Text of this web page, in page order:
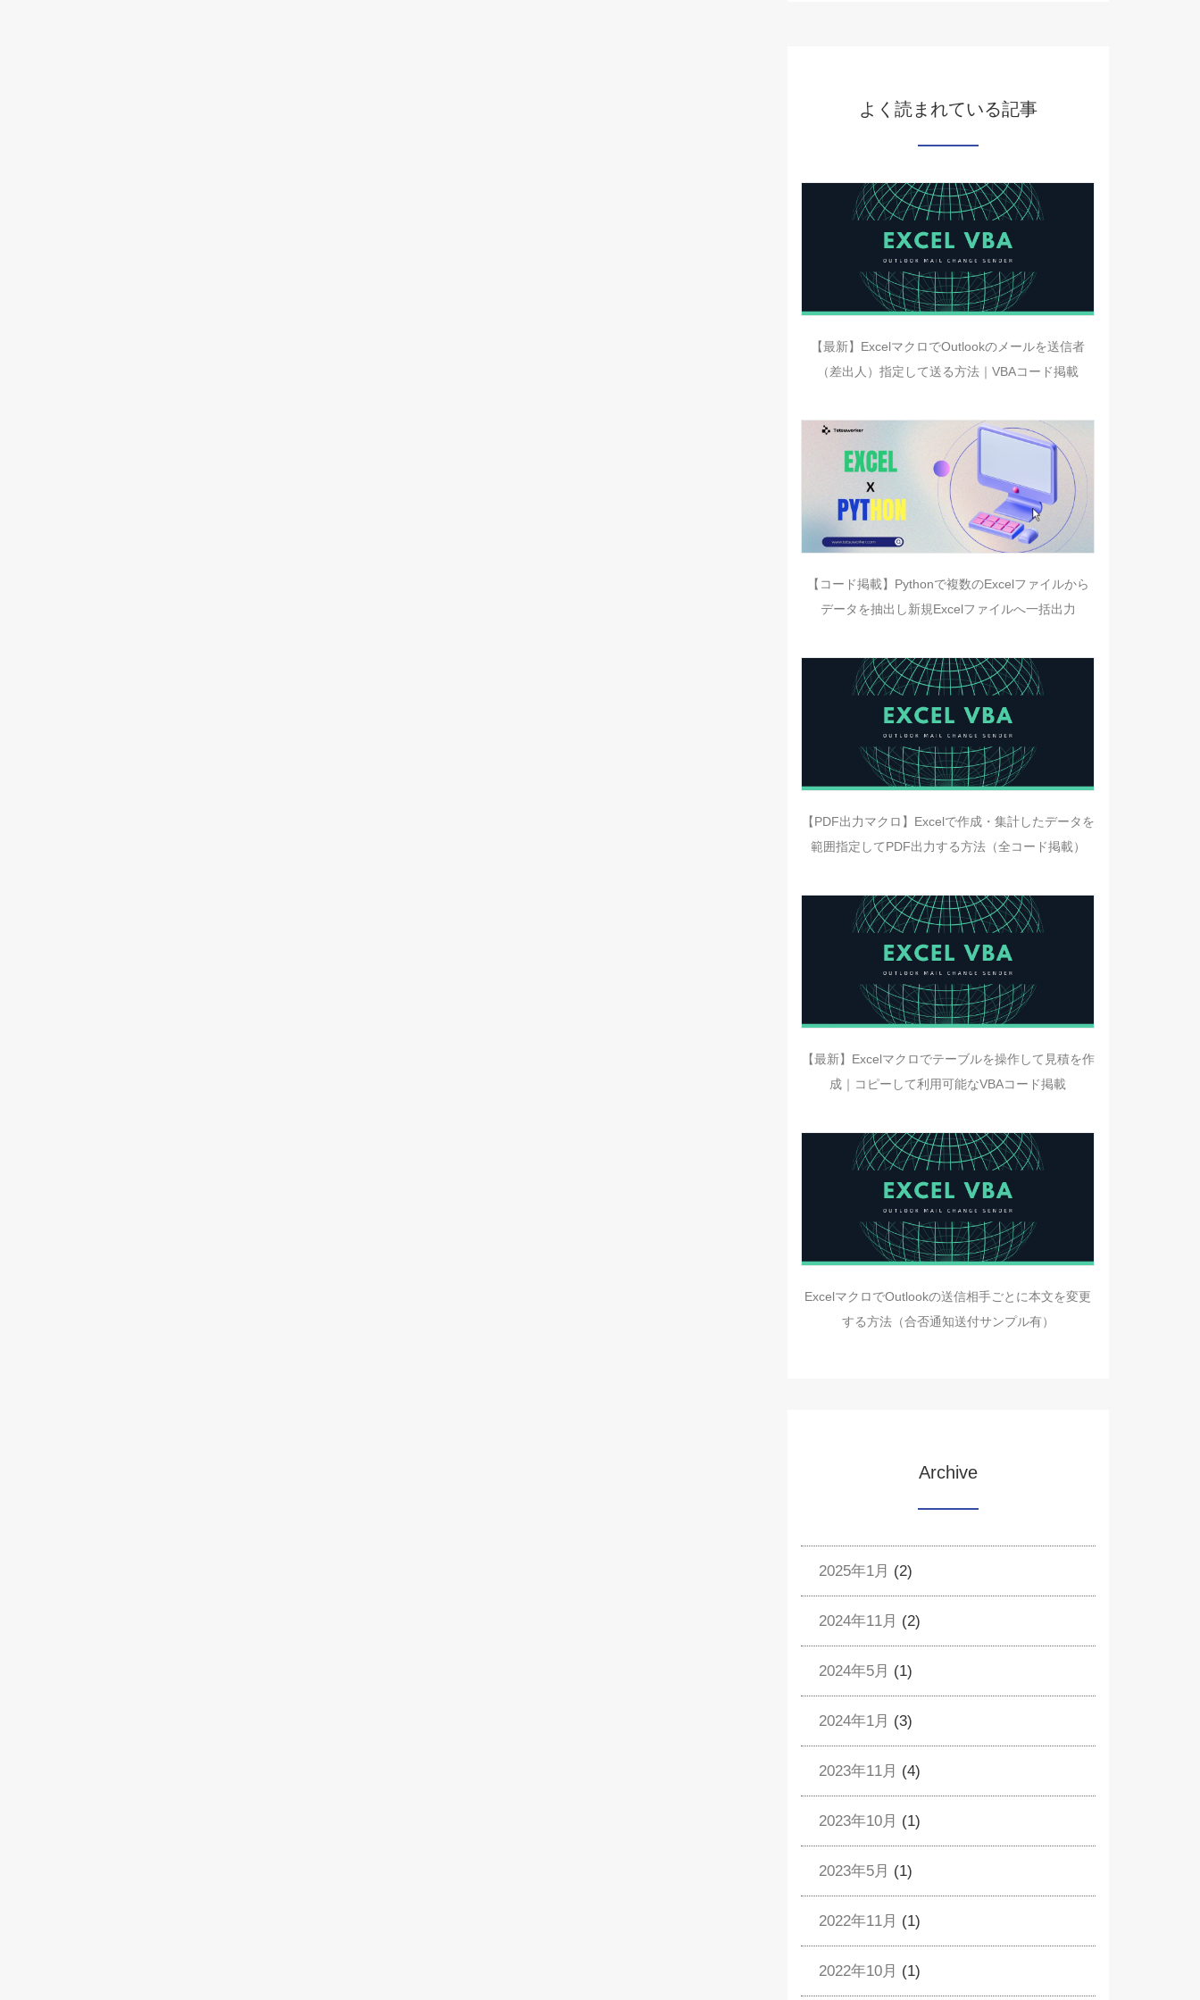
よく読まれている記事
【最新】ExcelマクロでOutlookのメールを送信者
（差出人）指定して送る方法｜VBAコード掲載
【コード掲載】Pythonで複数のExcelファイルから
データを抽出し新規Excelファイルへ一括出力
【PDF出力マクロ】Excelで作成・集計したデータを
範囲指定してPDF出力する方法（全コード掲載）
【最新】Excelマクロでテーブルを操作して見積を作
成｜コピーして利用可能なVBAコード掲載
ExcelマクロでOutlookの送信相手ごとに本文を変更
する方法（合否通知送付サンプル有）
Archive
2025年1月 (2)
2024年11月 (2)
2024年5月 (1)
2024年1月 (3)
2023年11月 (4)
2023年10月 (1)
2023年5月 (1)
2022年11月 (1)
2022年10月 (1)